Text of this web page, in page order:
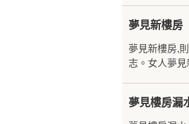
夢見新樓房
夢見新樓房,
志。女人夢
夢見樓房漏